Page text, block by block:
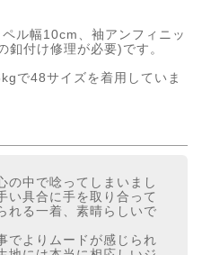
ル幅10cm、袖アンフィニッ
釦付け修理が必要)です。
で48サイズを着用していま
の中で唸ってしまいまし
い具合に手を取り合って
れる一着、素晴らしいで
でよりムードが感じられ